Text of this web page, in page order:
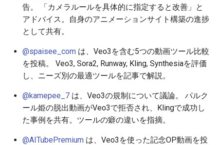
2026-05-27
2026-05-25
2026-05-23
2025-11-11
2025-11-09
2025-11-07
2026-05-27
2026-05-25
2026-05-23
2025-11-11
2025-11-09
2025-11-07
2026-05-24
2026-05-22
2026-05-20
2025-11-11
2025-11-09
2025-11-07
2026-05-23
2026-05-22
2026-05-21
2026-05-19
2026-05-27
2026-05-25
2026-05-23
告。 「カメラルールを具体的に指定すると改善」と
アドバイス。自身のアニメーションサイト構築の進捗
として共有。
@spaisee_com は、Veo3を含む5つの動画ツール比較
を投稿。 Veo3, Sora2, Runway, Kling, Synthesiaを評価
し、ニーズ別の最適ツールを記事で解説。
@kamepee_7 は、Veo3の規制について議論。 パルク
ール姫の脱出動画がVeo3で拒否され、Klingで成功し
た事例を共有。ツールの癖の違いを指摘。
@AITubePremium は、Veo3を使った記念OP動画を投